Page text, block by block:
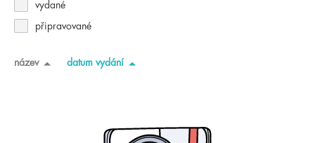
vydané
připravované
název datum vydání